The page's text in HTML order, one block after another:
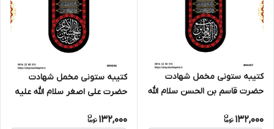
کتیبه ستونی مخمل شهادت
حضرت قاسم بن الحسن سلام الله
132,000
کتیبه ستونی مخمل شهادت
حضرت علی اصغر سلام الله علیه
132,000